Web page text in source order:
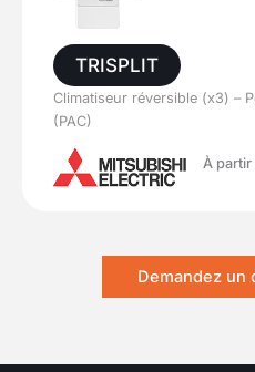
TRISPLIT
Climatiseur réversible (x3) –
(PAC)
À partir
Demandez un